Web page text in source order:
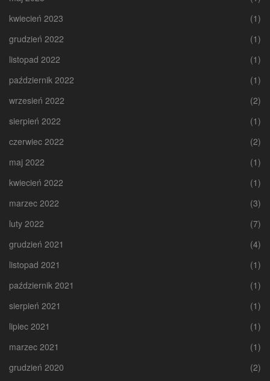
kwiecień 2023
(1)
grudzień 2022
(1)
listopad 2022
(1)
październik 2022
(1)
wrzesień 2022
(2)
sierpień 2022
(1)
czerwiec 2022
(2)
maj 2022
(1)
kwiecień 2022
(1)
marzec 2022
(3)
luty 2022
(7)
grudzień 2021
(4)
listopad 2021
(1)
październik 2021
(1)
sierpień 2021
(1)
lipiec 2021
(1)
marzec 2021
(1)
grudzień 2020
(2)